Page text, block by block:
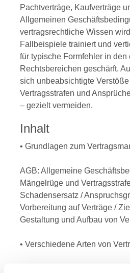
Pachtverträge, Kaufverträge
Allgemeinen
vertragsrechtliche Wissen
Fallbeispiele trainiert und
für typische Formfehler in den
Rechtsbereichen geschärft.
sich unbeabsichtigte
Vertragsstrafen und
– gezielt vermeiden.
Inhalt
• Grundlagen zum
AGB: Allgemeine
Mängelrüge und
Schadensersatz /
Vorbereitung auf Verträge /
Gestaltung und Aufbau von
• Verschiedene Arten von